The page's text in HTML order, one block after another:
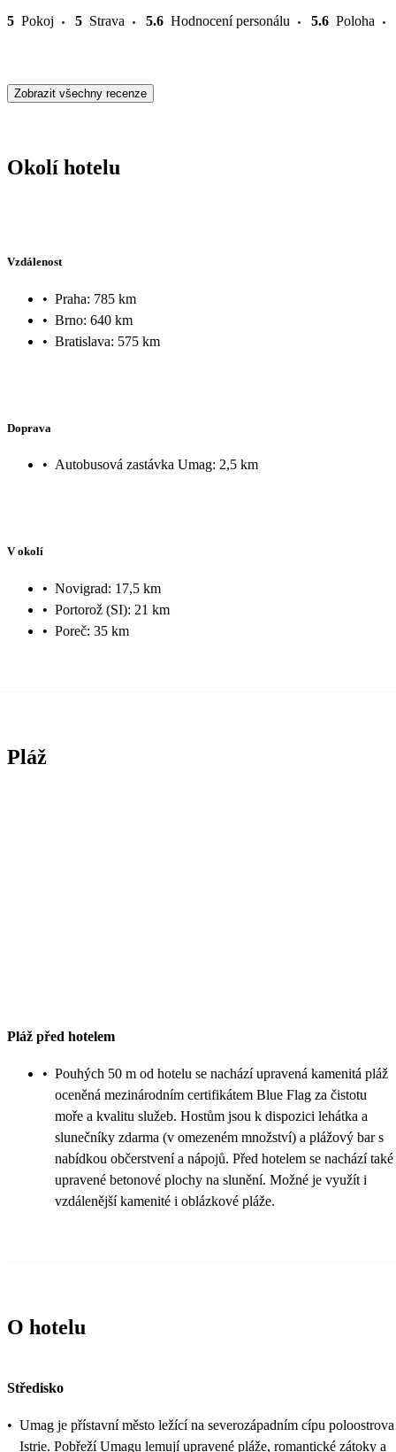
5 Pokoj 5 Strava 5.6 Hodnocení personálu 5.6 Poloha
Zobrazit všechny recenze
Okolí hotelu
Vzdálenost
• Praha: 785 km
• Brno: 640 km
• Bratislava: 575 km
Doprava
• Autobusová zastávka Umag: 2,5 km
V okolí
• Novigrad: 17,5 km
• Portorož (SI): 21 km
• Poreč: 35 km
Pláž
Pláž před hotelem
• Pouhých 50 m od hotelu se nachází upravená kamenitá pláž
oceněná mezinárodním certifikátem Blue Flag za čistotu
moře a kvalitu služeb. Hostům jsou k dispozici lehátka a
slunečníky zdarma (v omezeném množství) a plážový bar s
nabídkou občerstvení a nápojů. Před hotelem se nachází také
upravené betonové plochy na slunění. Možné je využít i
vzdálenější kamenité i oblázkové pláže.
O hotelu
Středisko
• Umag je přístavní město ležící na severozápadním cípu poloostrova
Istrie. Pobřeží Umagu lemují upravené pláže, romantické zátoky a